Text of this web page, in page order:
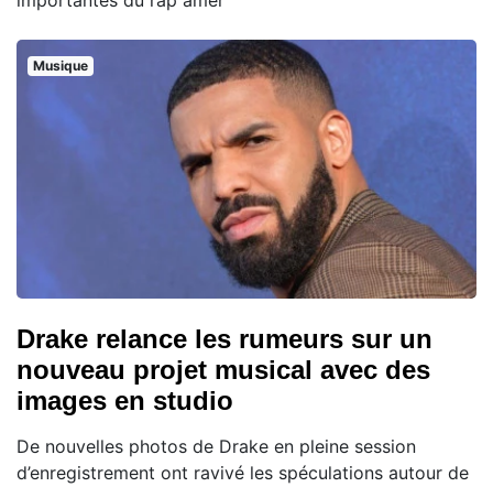
Musique
Drake relance les rumeurs sur un
nouveau projet musical avec des
images en studio
De nouvelles photos de Drake en pleine session
d’enregistrement ont ravivé les spéculations autour de